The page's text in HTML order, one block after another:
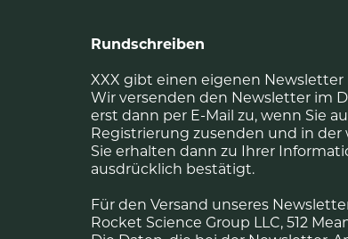
Rundschreiben
XXX gibt einen eigenen
Wir versenden den Newsletter im
erst dann per E-Mail zu, wenn Sie
Registrierung zusenden und in der
Sie erhalten dann zu Ihrer
ausdrücklich bestätigt.
Für den Versand unseres
Rocket Science Group LLC, 512